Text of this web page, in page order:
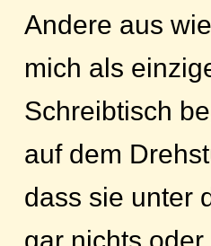
Andere aus
mich als
Schreibtisch
auf dem
dass sie unter
gar nichts